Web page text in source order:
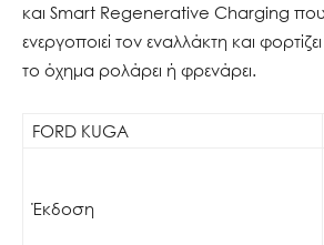
και Smart Regenerative Charging που
ενεργοποιεί τον εναλλάκτη και
το όχημα ρολάρει ή φρενάρει.
FORD KUGA
Έκδοση